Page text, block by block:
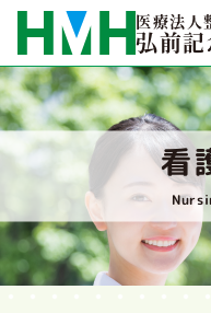
医療法人
弘前
看